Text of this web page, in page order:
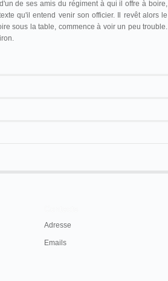
de ses amis du régiment à qui il offre à boire,
qu'il entend venir son officier. Il revêt alors le
sous la table, commence à voir un peu trouble.
Adresse
Emails